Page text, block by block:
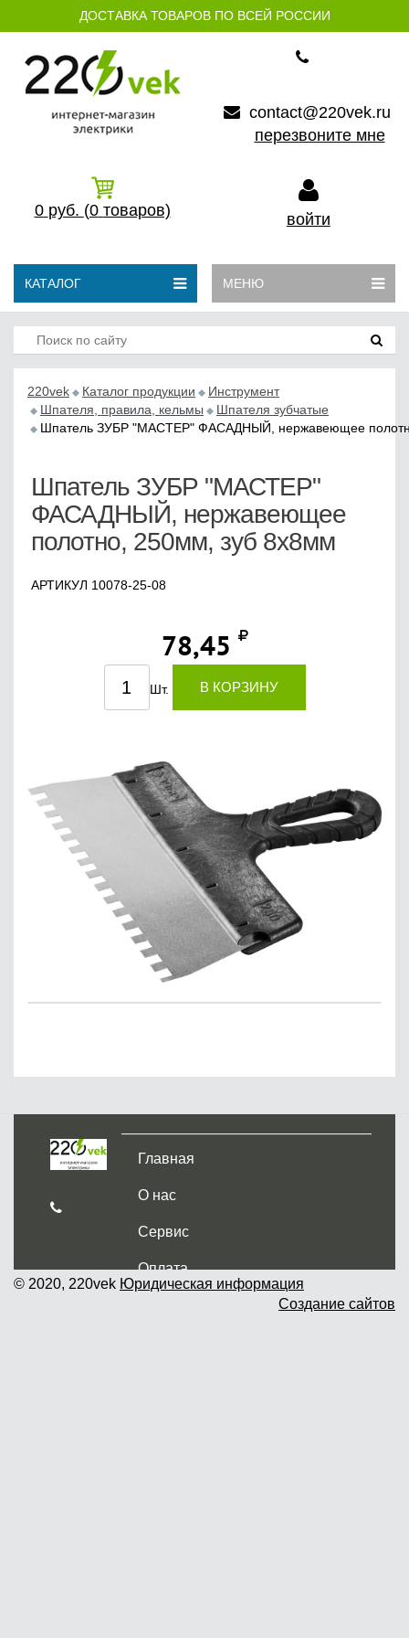
ДОСТАВКА ТОВАРОВ ПО ВСЕЙ РОССИИ
contact@220vek.ru
перезвоните мне
0 руб. (0 товаров) войти
КАТАЛОГ МЕНЮ
220vek Каталог продукции
Инструмент
Шпателя, правила, кельмы
Шпателя зубчатые
Шпатель ЗУБР "МАСТЕР" ФАСАДНЫЙ, нержавеющее
Шпатель ЗУБР "МАСТЕР"
ФАСАДНЫЙ, нержавеющее
полотно, 250мм, зуб 8х8мм
АРТИКУЛ 10078-25-08
78,45
Шт. В КОРЗИНУ
Главная
О нас
Сервис
Оплата
Доставка и самовывоз
© 2020, 220vek Юридическая информация
Создание сайтов